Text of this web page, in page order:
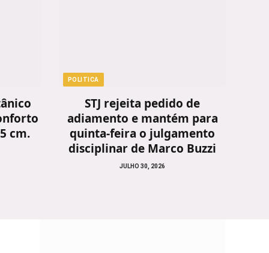
cm.
POLITICA
STJ rejeita pedido de
adiamento e mantém para
quinta-feira o julgamento
disciplinar de Marco Buzzi
JULHO 30, 2026